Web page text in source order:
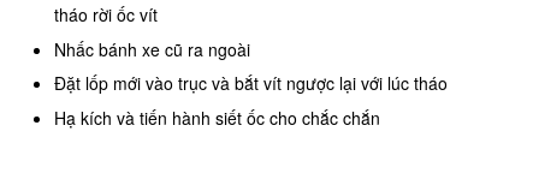
tháo rời ốc vít
Nhấc bánh xe cũ ra ngoài
Đặt lốp mới vào trục và bắt vít ngược lại với lúc tháo
Hạ kích và tiến hành siết ốc cho chắc chắn